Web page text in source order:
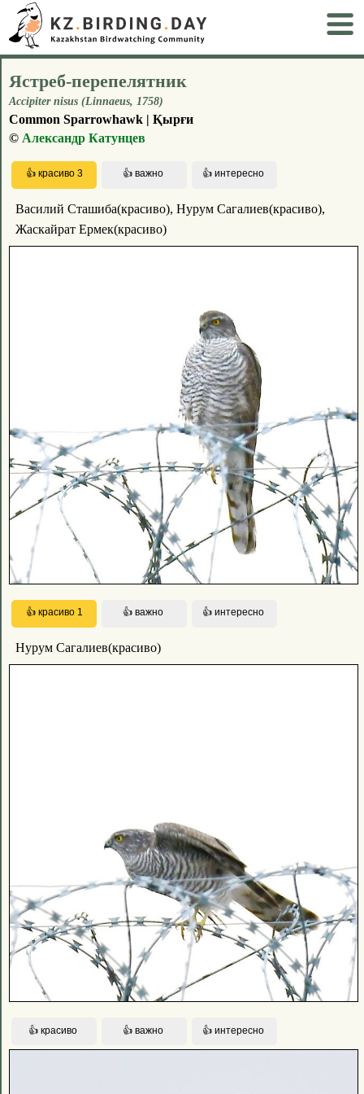
Ястреб-перепелятник
Accipiter nisus (Linnaeus, 1758)
Common Sparrowhawk | Қырғи
© Александр Катунцев
Василий Сташиба(красиво), Нурум Сагалиев(красиво),
Жаскайрат Ермек(красиво)
Нурум Сагалиев(красиво)